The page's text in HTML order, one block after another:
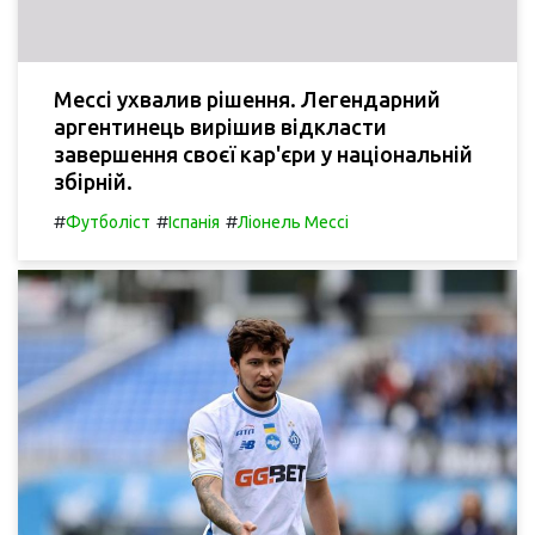
Мессі ухвалив рішення. Легендарний
аргентинець вирішив відкласти
завершення своєї кар'єри у національній
збірній.
#Футболіст #Іспанія #Ліонель Мессі